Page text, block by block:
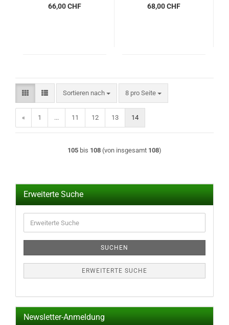
66,00 CHF 68,00 CHF
Sortieren nach
Sortieren nach 8 pro Seite
pro Seite
« 1 ... 11 12 13 14
105 bis 108 (von insgesamt 108)
Erweiterte Suche
Suche
SUCHEN
ERWEITERTE SUCHE
Newsletter-Anmeldung